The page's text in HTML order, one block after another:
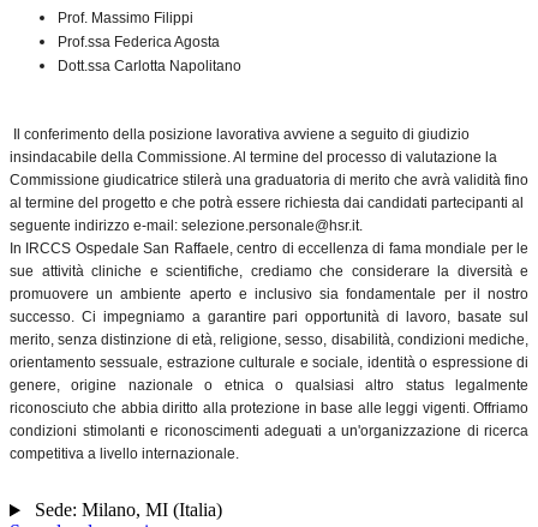
Prof. Massimo Filippi
Prof.ssa Federica Agosta
Dott.ssa Carlotta Napolitano
Il conferimento della posizione lavorativa avviene a seguito di giudizio
insindacabile della Commissione. Al termine del processo di valutazione la
Commissione giudicatrice stilerà una graduatoria di merito che avrà validità fino
al termine del progetto e che potrà essere richiesta dai candidati partecipanti al
seguente indirizzo e-mail: selezione.personale@hsr.it.
In IRCCS Ospedale San Raffaele, centro di eccellenza di fama mondiale per le
sue attività cliniche e scientifiche, crediamo che considerare la diversità e
promuovere un ambiente aperto e inclusivo sia fondamentale per il nostro
successo. Ci impegniamo a garantire pari opportunità di lavoro, basate sul
merito, senza distinzione di età, religione, sesso, disabilità, condizioni mediche,
orientamento sessuale, estrazione culturale e sociale, identità o espressione di
genere, origine nazionale o etnica o qualsiasi altro status legalmente
riconosciuto che abbia diritto alla protezione in base alle leggi vigenti. Offriamo
condizioni stimolanti e riconoscimenti adeguati a un'organizzazione di ricerca
competitiva a livello internazionale.
Sede: Milano, MI(Italia)